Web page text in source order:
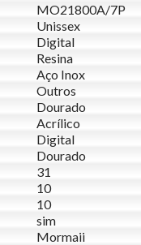
MO21800A/7P
Unissex
Digital
Resina
Aço Inox
Outros
Dourado
Acrílico
Digital
Dourado
31
10
10
sim
Mormaii